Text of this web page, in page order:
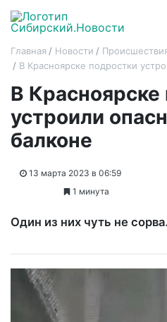
Главная Новости
В Красноярске подростки
В Красноярске
устроили
балконе
13 марта 2023 в 06:59
1 минута
Один из них чуть не